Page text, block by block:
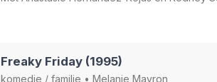
Freaky Friday (1995)
komedie / familie • Melanie Mayron